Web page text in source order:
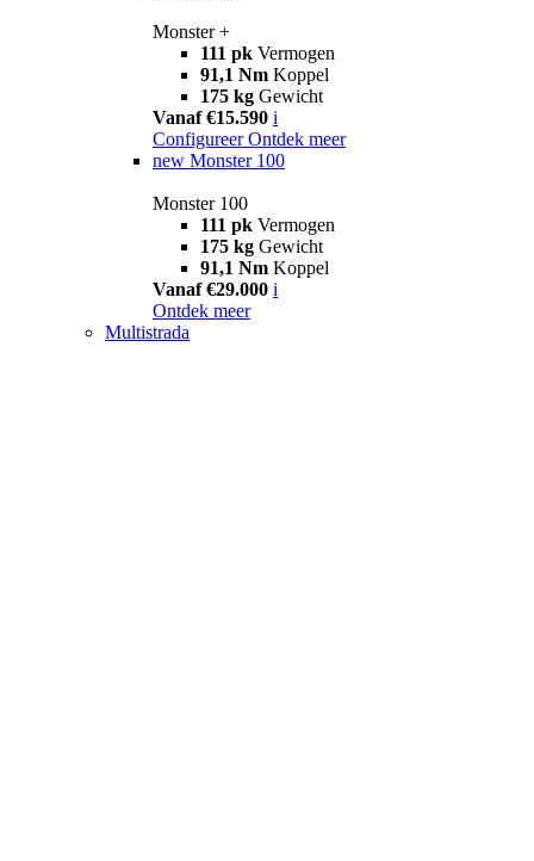
Monster +
111 pk Vermogen
91,1 Nm Koppel
175 kg Gewicht
Vanaf €15.590 i
Configureer Ontdek meer
new Monster 100
Monster 100
111 pk Vermogen
175 kg Gewicht
91,1 Nm Koppel
Vanaf €29.000 i
Ontdek meer
Multistrada